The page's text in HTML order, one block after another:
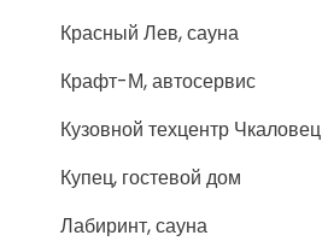
Красный Лев, сауна
Крафт-М, автосервис
Кузовной техцентр Чкаловец
Купец, гостевой дом
Лабиринт, сауна